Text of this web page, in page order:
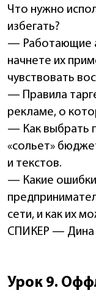
Что нужно
избегать?
— Работающие
начнете их
чувствовать
— Правила
рекламе, о
— Как выбрать
«сольет»
и текстов.
— Какие
сети, и как их
СПИКЕР — Дина
Урок 9.